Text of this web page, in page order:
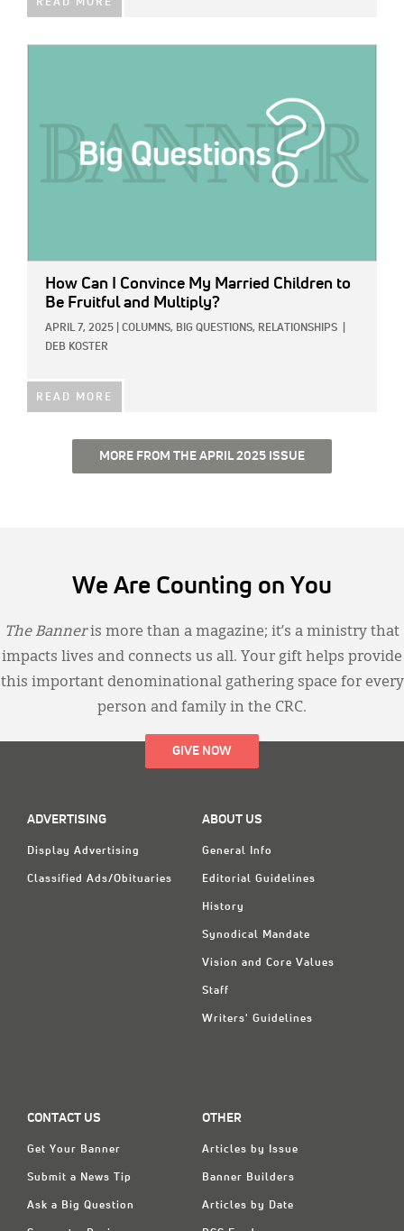
READ MORE
How Can I Convince My Married Children to
Be Fruitful and Multiply?
APRIL 7, 2025 COLUMNS, BIG QUESTIONS, RELATIONSHIPS
DEB KOSTER
READ MORE
MORE FROM THE APRIL 2025 ISSUE
We Are Counting on You
The Banneris more than a magazine; it’s a ministry that
impacts lives and connects us all. Your gift helps provide
this important denominational gathering space for every
person and family in the CRC.
GIVE NOW
ADVERTISING
Display Advertising
Classified Ads/Obituaries
ABOUT US
General Info
Editorial Guidelines
History
Synodical Mandate
Vision and Core Values
Staff
Writers' Guidelines
CONTACT US
Get Your Banner
Submit a News Tip
Ask a Big Question
OTHER
Articles by Issue
Banner Builders
Articles by Date